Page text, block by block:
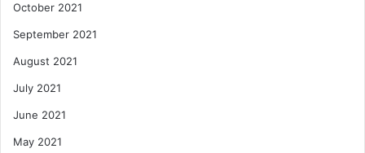
October 2021
September 2021
August 2021
July 2021
June 2021
May 2021